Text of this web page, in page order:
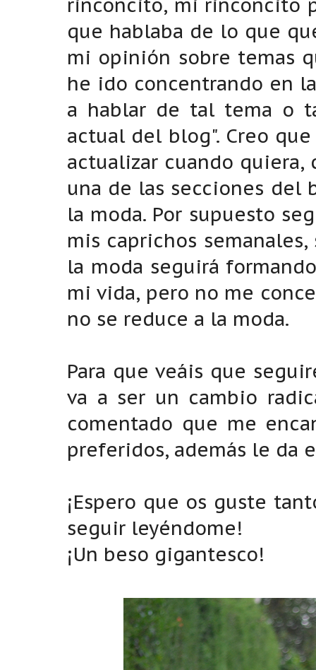
rinconcito, mi rinconcito
que hablaba de lo que
mi opinión sobre temas
he ido concentrando en
a hablar de tal tema o
actual del blog". Creo
actualizar cuando quiera,
una de las secciones del
la moda. Por supuesto
mis caprichos
la moda seguirá
mi vida, pero no me
no se reduce a la moda.
Para que veáis que
va a ser un cambio
comentado que me
preferidos, además le da
¡Espero que os guste
seguir leyéndome!
¡Un beso gigantesco!